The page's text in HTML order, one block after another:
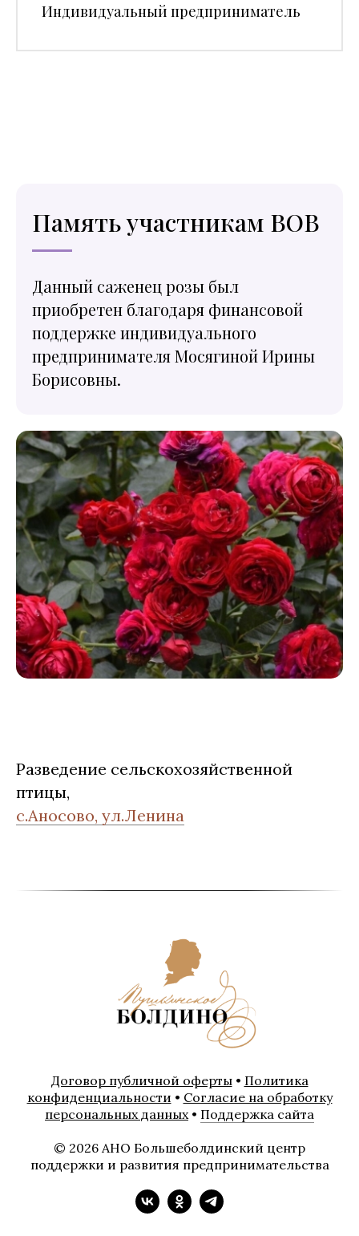
Индивидуальный предприниматель
Память участникам ВОВ
Данный саженец розы был
приобретен благодаря финансовой
поддержке индивидуального
предпринимателя Мосягиной Ирины
Борисовны.
Разведение сельскохозяйственной
птицы,
с.Аносово, ул.Ленина
Договор публичной оферты• Политика
конфиденциальности • Согласие на обработку
персональных данных• Поддержка сайта
© 2026 АНО Большеболдинский центр
поддержки и развития предпринимательства